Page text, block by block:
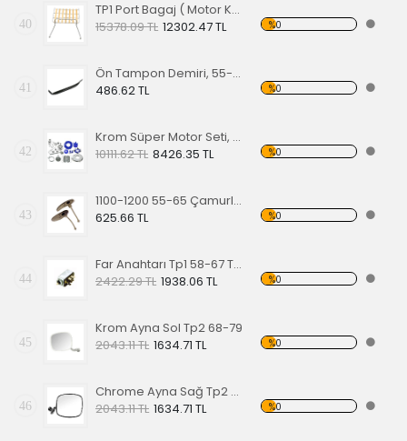
40
TP1 Port Bagaj ( Motor Kaput Üstü )
15378.09 TL 12302.47 TL %0
41
Ön Tampon Demiri, 55-67 EA
486.62 TL
%0
42
Krom Süper Motor Seti, Mavi
10111.62 TL 8426.35 TL %0
43
1100-1200 55-65 Çamurluk Sinyali Alt Lastiği Takımı
625.66 TL
%0
44
Far Anahtarı Tp1 58-67 Tp2 68-70 Tp3 64-67
2422.29 TL 1938.06 TL %0
45
Krom Ayna Sol Tp2 68-79
2043.11 TL 1634.71 TL %0
46
Chrome Ayna Sağ Tp2 68-79
2043.11 TL 1634.71 TL %0